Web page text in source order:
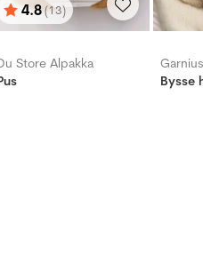
Betyg:
4.8(13)
utav 5 stjärnor
Store Alpakka
Garnius